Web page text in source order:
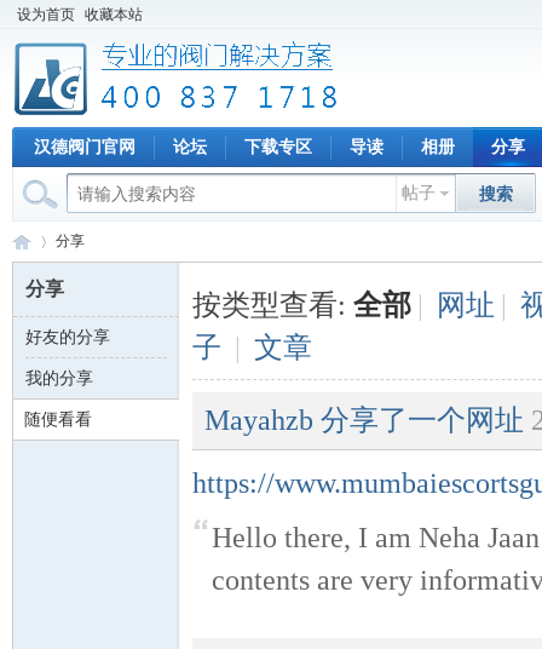
设为首页 收藏本站
汉德阀门官网 论坛 下载专区 导读 相册 分享
帖子 搜索
专 ›
分享
分享
好友的分享
我的分享
随便看看
按类型查看: 全部 | 网址 |
子 | 文章
Mayahzb 分享了一个网址
https://
Hello there, I am Neha
contents are very